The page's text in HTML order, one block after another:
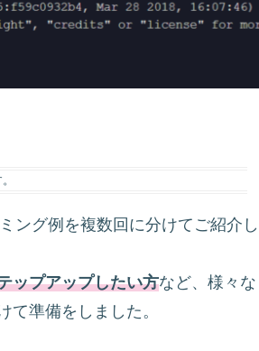
ング例を複数回に分けてご紹介し
ップアップしたい方など、様々な
て準備をしました。